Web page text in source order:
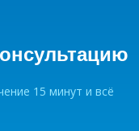
15 минут и всё